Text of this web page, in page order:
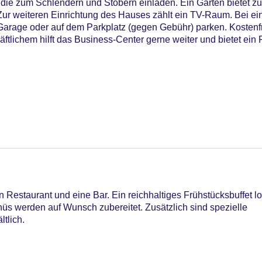
zum Schlendern und Stöbern einladen. Ein Garten bietet
weiteren Einrichtung des Hauses zählt ein TV-Raum. Bei
oder auf dem Parkplatz (gegen Gebühr) parken.
hilft das Business-Center gerne weiter und bietet ein
Maestro, Mastercard, Visa
Restaurant und eine Bar. Ein reichhaltiges Frühstücksbuffet
werden auf Wunsch zubereitet. Zusätzlich sind spezielle